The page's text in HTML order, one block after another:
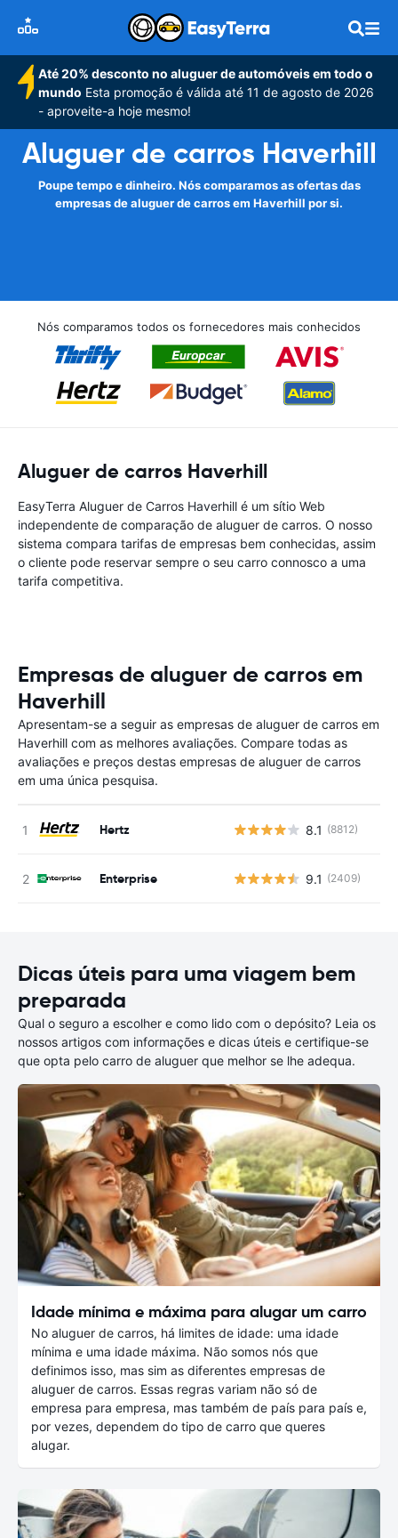
Até 20% desconto no aluguer de automóveis em todo o
mundo Esta promoção é válida até 11 de agosto de 2026
- aproveite-a hoje mesmo!
Aluguer de carros Haverhill
Poupe tempo e dinheiro. Nós comparamos as ofertas das
empresas de aluguer de carros em Haverhill por si.
Nós comparamos todos os fornecedores mais conhecidos
Aluguer de carros Haverhill
EasyTerra Aluguer de Carros Haverhill é um sítio Web
independente de comparação de aluguer de carros. O nosso
sistema compara tarifas de empresas bem conhecidas, assim
o cliente pode reservar sempre o seu carro connosco a uma
tarifa competitiva.
Empresas de aluguer de carros em
Haverhill
Apresentam-se a seguir as empresas de aluguer de carros em
Haverhill com as melhores avaliações. Compare todas as
avaliações e preços destas empresas de aluguer de carros
em uma única pesquisa.
Hertz 8.1 (8812)
Enterprise 9.1 (2409)
Dicas úteis para uma viagem bem
preparada
Qual o seguro a escolher e como lido com o depósito? Leia os
nossos artigos com informações e dicas úteis e certifique-se
que opta pelo carro de aluguer que melhor se lhe adequa.
Idade mínima e máxima para alugar um carro
No aluguer de carros, há limites de idade: uma idade
mínima e uma idade máxima. Não somos nós que
definimos isso, mas sim as diferentes empresas de
aluguer de carros. Essas regras variam não só de
empresa para empresa, mas também de país para país e,
por vezes, dependem do tipo de carro que queres
alugar.